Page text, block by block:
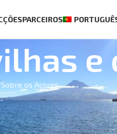
PARCEIROS
Sobre os Açores